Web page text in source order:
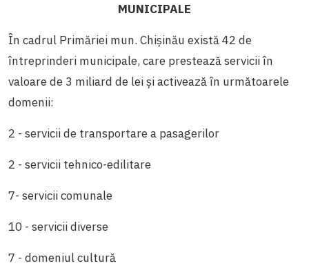
MUNICIPALE
În cadrul Primăriei mun. Chișinău există 42 de
întreprinderi municipale, care prestează servicii în
valoare de 3 miliard de lei și activează în următoarele
domenii:
2 - servicii de transportare a pasagerilor
2 - servicii tehnico-edilitare
7- servicii comunale
10 - servicii diverse
7 - domeniul cultură